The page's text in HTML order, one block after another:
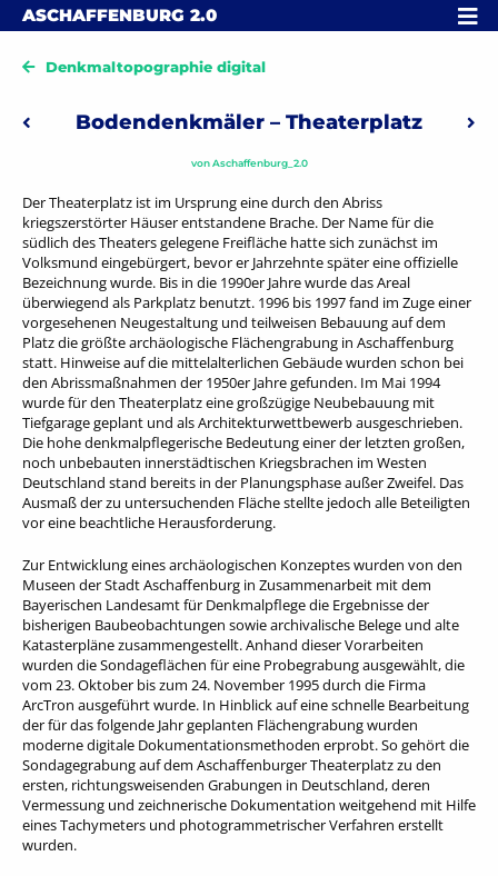
Skip to content
ASCHAFFENBURG 2.0 MENÜ
Denkmaltopographie digital
Beitragsnavigation
Vorheriger: Bodendenkmäler – Schloss Johannisburg
Bodendenkmäler – Theaterplatz
vonAschaffenburg_2.0
Der Theaterplatz ist im Ursprung eine durch den Abriss
kriegszerstörter Häuser entstandene Brache. Der Name für die
südlich des Theaters gelegene Freifläche hatte sich zunächst im
Volksmund eingebürgert, bevor er Jahrzehnte später eine offizielle
Bezeichnung wurde. Bis in die 1990er Jahre wurde das Areal
überwiegend als Parkplatz benutzt. 1996 bis 1997 fand im Zuge einer
vorgesehenen Neugestaltung und teilweisen Bebauung auf dem
Platz die größte archäologische Flächengrabung in Aschaffenburg
statt. Hinweise auf die mittelalterlichen Gebäude wurden schon bei
den Abrissmaßnahmen der 1950er Jahre gefunden. Im Mai 1994
wurde für den Theaterplatz eine großzügige Neubebauung mit
Tiefgarage geplant und als Architekturwettbewerb ausgeschrieben.
Die hohe denkmalpflegerische Bedeutung einer der letzten großen,
noch unbebauten innerstädtischen Kriegsbrachen im Westen
Deutschland stand bereits in der Planungsphase außer Zweifel. Das
Ausmaß der zu untersuchenden Fläche stellte jedoch alle Beteiligten
vor eine beachtliche Herausforderung.
Zur Entwicklung eines archäologischen Konzeptes wurden von den
Museen der Stadt Aschaffenburg in Zusammenarbeit mit dem
Bayerischen Landesamt für Denkmalpflege die Ergebnisse der
bisherigen Baubeobachtungen sowie archivalische Belege und alte
Katasterpläne zusammengestellt. Anhand dieser Vorarbeiten
wurden die Sondageflächen für eine Probegrabung ausgewählt, die
vom 23. Oktober bis zum 24. November 1995 durch die Firma
ArcTron ausgeführt wurde. In Hinblick auf eine schnelle Bearbeitung
der für das folgende Jahr geplanten Flächengrabung wurden
moderne digitale Dokumentationsmethoden erprobt. So gehört die
Sondagegrabung auf dem Aschaffenburger Theaterplatz zu den
ersten, richtungsweisenden Grabungen in Deutschland, deren
Vermessung und zeichnerische Dokumentation weitgehend mit Hilfe
eines Tachymeters und photogrammetrischer Verfahren erstellt
wurden.